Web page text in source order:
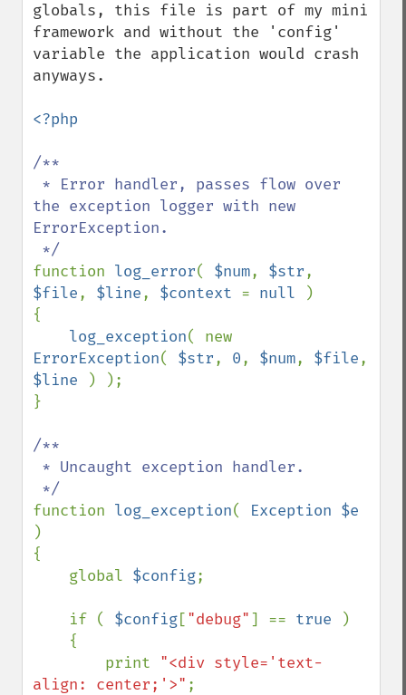
globals, this file is part of my mini
framework and without the 'config'
variable the application would crash
anyways.
<?php
/**
the exception logger with new
ErrorException.
function log_error( $num, $str
$file, $line, $context = null
)
{
log_exception
ErrorException( $str, 0, $num, $file
$line
) );
}
/**
function log_exception(
)
{
    global
$config;
    if (
$config["debug"] == true
)
        print
"<div style='text-
align: center;'>" ;